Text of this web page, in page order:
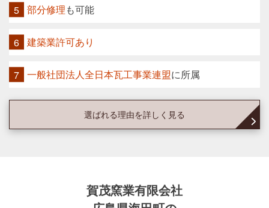
部分修理も可能
建築業許可あり
一般社団法人全日本瓦工事業連盟に所属
選ばれる理由を詳しく見る
賀茂窯業有限会社